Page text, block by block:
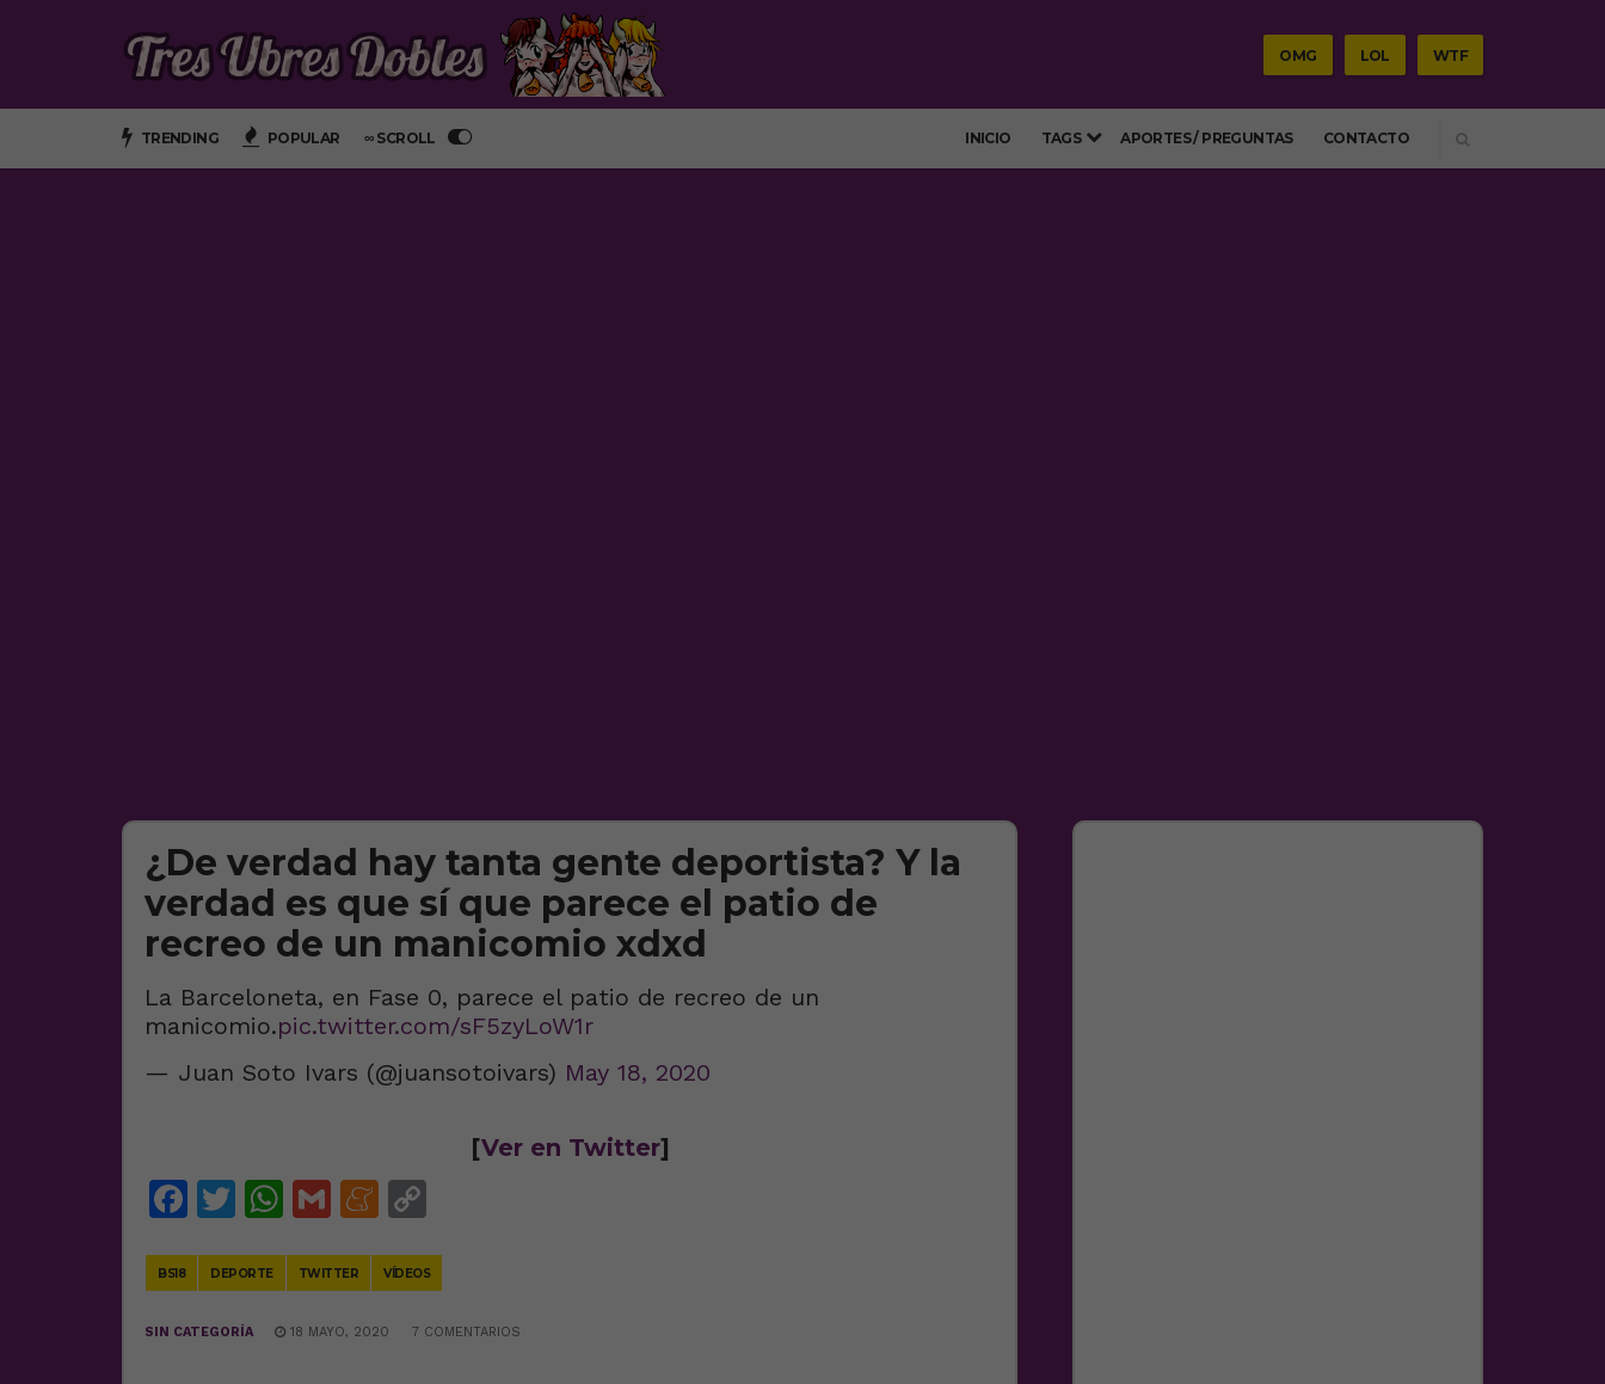
OMG LOL WTF
TRENDING POPULAR ∞ SCROLL
INICIO
TAGS APORTES / PREGUNTAS CONTACTO
¿De verdad hay tanta gente deportista? Y la
verdad es que sí que parece el patio de
recreo de un manicomio xdxd
La Barceloneta, en Fase 0, parece el patio de recreo de un
manicomio.pic.twitter.com/sF5zyLoW1r
— Juan Soto Ivars (@juansotoivars) May 18, 2020
[Ver en Twitter]
Facebook
Twitter
WhatsApp
GmailMeneame
BS18 DEPORTE TWITTER VÍDEOS
SIN CATEGORÍA 18 MAYO, 2020 7 COMENTARIOS